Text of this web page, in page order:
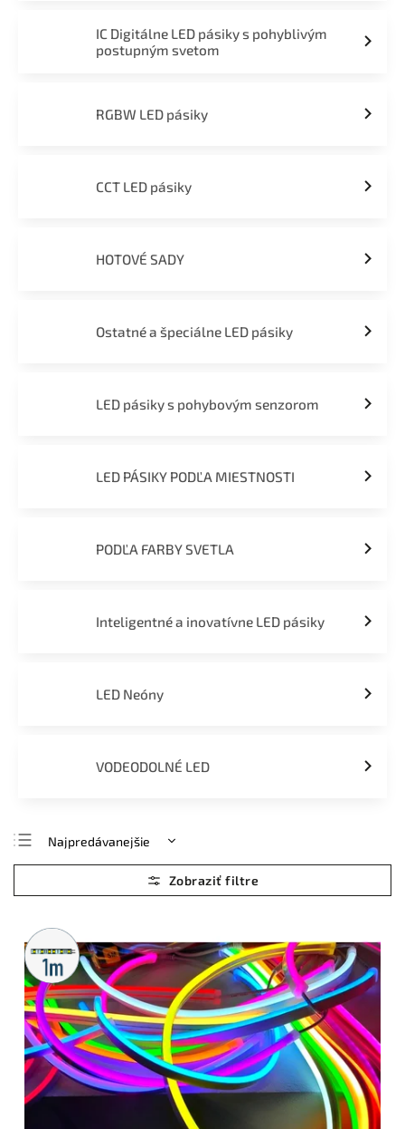
IC Digitálne LED pásiky s pohyblivým
postupným svetom
RGBW LED pásiky
CCT LED pásiky
HOTOVÉ SADY
Ostatné a špeciálne LED pásiky
LED pásiky s pohybovým senzorom
LED PÁSIKY PODĽA MIESTNOSTI
PODĽA FARBY SVETLA
Inteligentné a inovatívne LED pásiky
LED Neóny
VODEODOLNÉ LED
Najpredávanejšie
Najlacnejšie
Najdrahšie
Abecedne
Metrážny
predaj